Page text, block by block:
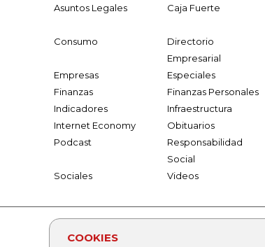
COOKIES
Asuntos Legales
Caja Fuerte
Consumo
Directorio
Empresarial
Empresas Especiales
Finanzas
Finanzas Personales
Indicadores
Infraestructura
Internet Economy
Obituarios
Podcast
Responsabilidad
Social
Sociales Videos